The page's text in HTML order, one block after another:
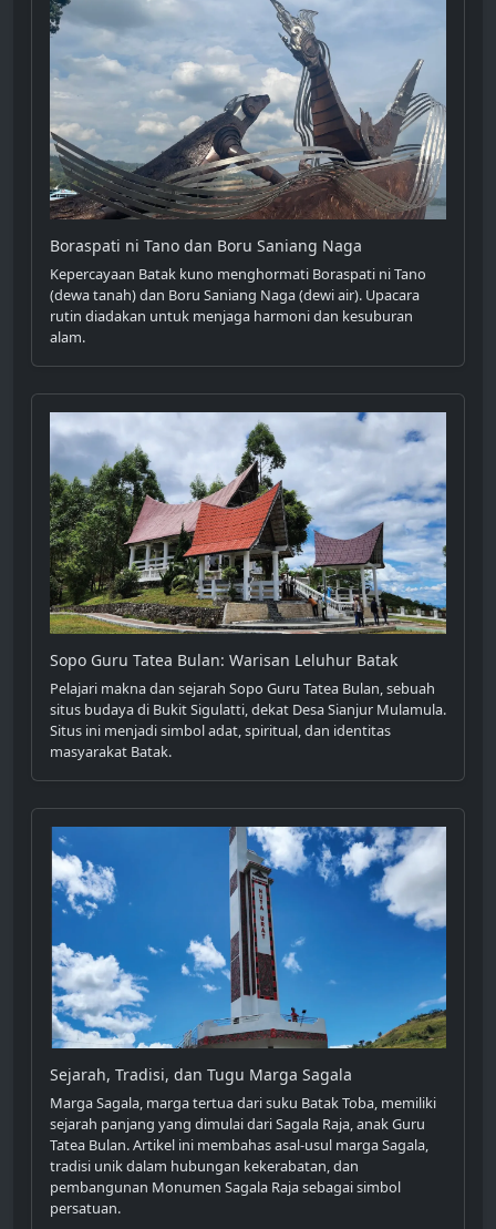
Boraspati ni Tano dan Boru Saniang Naga
Kepercayaan Batak kuno menghormati Boraspati ni Tano
(dewa tanah) dan Boru Saniang Naga (dewi air). Upacara
rutin diadakan untuk menjaga harmoni dan kesuburan
alam.
Sopo Guru Tatea Bulan: Warisan Leluhur Batak
Pelajari makna dan sejarah Sopo Guru Tatea Bulan, sebuah
situs budaya di Bukit Sigulatti, dekat Desa Sianjur Mulamula.
Situs ini menjadi simbol adat, spiritual, dan identitas
masyarakat Batak.
Sejarah, Tradisi, dan Tugu Marga Sagala
Marga Sagala, marga tertua dari suku Batak Toba, memiliki
sejarah panjang yang dimulai dari Sagala Raja, anak Guru
Tatea Bulan. Artikel ini membahas asal-usul marga Sagala,
tradisi unik dalam hubungan kekerabatan, dan
pembangunan Monumen Sagala Raja sebagai simbol
persatuan.